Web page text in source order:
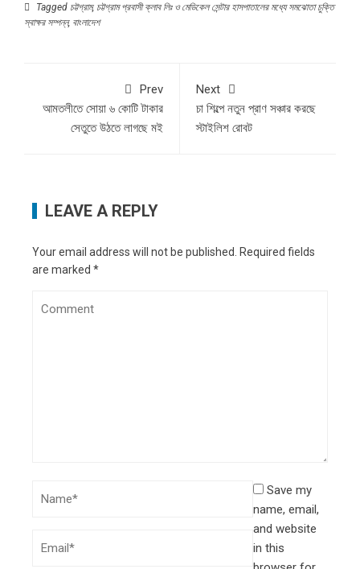
Tagged চট্টগ্রাম, চট্টগ্রাম প্রবাসী ক্লাব লিঃ ও মেডিকেল সেন্টার হাসপাতালের মধ্যে সমঝোতা চুক্তি
স্বাক্ষর সম্পন্ন, বাংলাদেশ
Prev
আমতলীতে সোয়া ৬ কোটি টাকার
সেতুতে উঠতে লাগছে মই
Next
চা শিল্পে নতুন প্রাণ সঞ্চার করছে
স্টাইলিশ রোবট
LEAVE A REPLY
Your email address will not be published.
Required fields
are marked *
Save my
name, email,
and website
in this